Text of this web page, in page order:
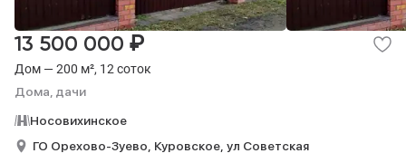
Дом — 200 м², 12 соток
Дома, дачи
13 500 000 ₽
Носовихинское
ГО Орехово-Зуево, Куровское, ул Советская